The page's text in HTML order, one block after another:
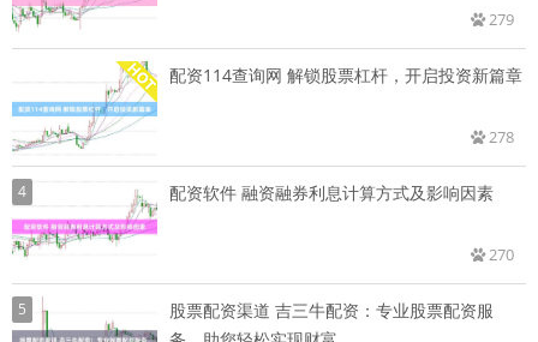
279
配资114查询网 解锁股票杠杆，开启投资新篇章
278
4 配资软件 融资融券利息计算方式及影响因素
270
5
股票配资渠道 吉三牛配资：专业股票配资服